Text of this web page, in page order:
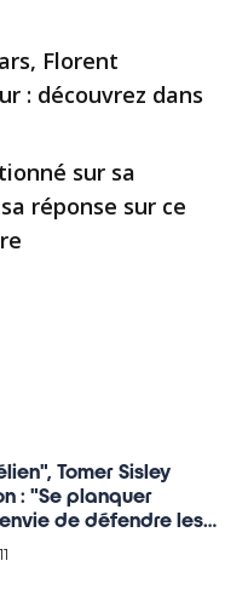
Florent
: découvrez dans
sur sa
réponse sur ce
Tomer Sisley
: "Se planquer
de défendre les
de